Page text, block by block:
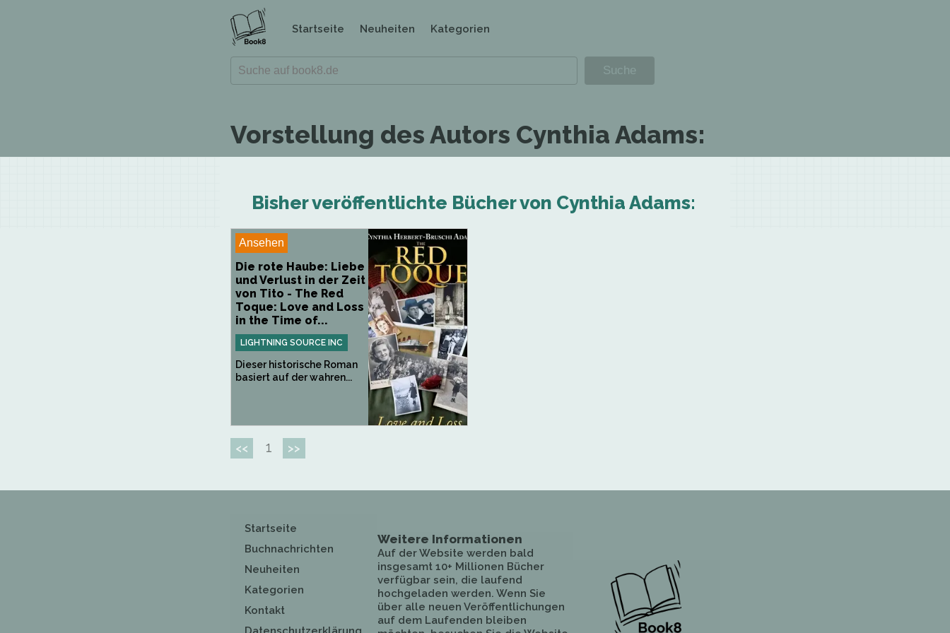
Startseite Neuheiten Kategorien
Vorstellung des Autors Cynthia Adams:
Bisher veröffentlichte Bücher von Cynthia Adams:
Ansehen
Die rote Haube: Liebe
und Verlust in der Zeit
von Tito - The Red
Toque: Love and Loss
in the Time of...
LIGHTNING SOURCE INC
Dieser historische Roman
basiert auf der wahren...
<< 1 >>
Startseite
Buchnachrichten
Neuheiten
Kategorien
Kontakt
Weitere Informationen
Auf der Website werden bald
insgesamt 10+ Millionen Bücher
verfügbar sein, die laufend
hochgeladen werden. Wenn Sie
über alle neuen Veröffentlichungen
auf dem Laufenden bleiben